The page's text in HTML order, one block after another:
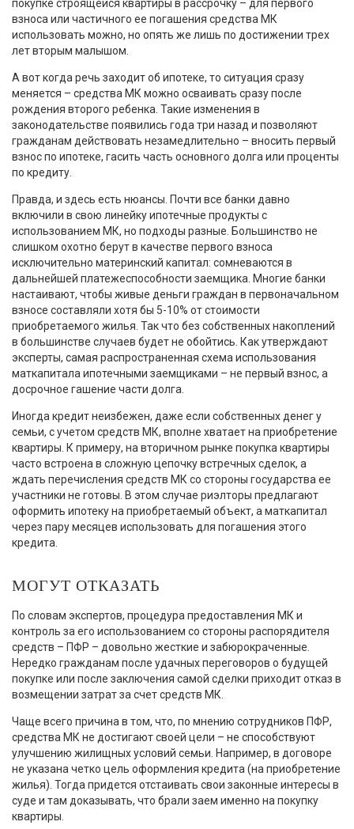
покупке строящейся квартиры в рассрочку – для первого
взноса или частичного ее погашения средства МК
использовать можно, но опять же лишь по достижении трех
лет вторым малышом.
А вот когда речь заходит об ипотеке, то ситуация сразу
меняется – средства МК можно осваивать сразу после
рождения второго ребенка. Такие изменения в
законодательстве появились года три назад и позволяют
гражданам действовать незамедлительно – вносить первый
взнос по ипотеке, гасить часть основного долга или проценты
по кредиту.
Правда, и здесь есть нюансы. Почти все банки давно
включили в свою линейку ипотечные продукты с
использованием МК, но подходы разные. Большинство не
слишком охотно берут в качестве первого взноса
исключительно материнский капитал: сомневаются в
дальнейшей платежеспособности заемщика. Многие банки
настаивают, чтобы живые деньги граждан в первоначальном
взносе составляли хотя бы 5-10% от стоимости
приобретаемого жилья. Так что без собственных накоплений
в большинстве случаев будет не обойтись. Как утверждают
эксперты, самая распространенная схема использования
маткапитала ипотечными заемщиками – не первый взнос, а
досрочное гашение части долга.
Иногда кредит неизбежен, даже если собственных денег у
семьи, с учетом средств МК, вполне хватает на приобретение
квартиры. К примеру, на вторичном рынке покупка квартиры
часто встроена в сложную цепочку встречных сделок, а
ждать перечисления средств МК со стороны государства ее
участники не готовы. В этом случае риэлторы предлагают
оформить ипотеку на приобретаемый объект, а маткапитал
через пару месяцев использовать для погашения этого
кредита.
МОГУТ ОТКАЗАТЬ
По словам экспертов, процедура предоставления МК и
контроль за его использованием со стороны распорядителя
средств – ПФР – довольно жесткие и забюрокраченные.
Нередко гражданам после удачных переговоров о будущей
покупке или после заключения самой сделки приходит отказ в
возмещении затрат за счет средств МК.
Чаще всего причина в том, что, по мнению сотрудников ПФР,
средства МК не достигают своей цели – не способствуют
улучшению жилищных условий семьи. Например, в договоре
не указана четко цель оформления кредита (на приобретение
жилья). Тогда придется отстаивать свои законные интересы в
суде и там доказывать, что брали заем именно на покупку
квартиры.